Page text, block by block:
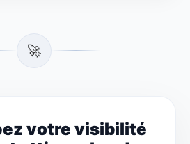
🚀
votre visibilité